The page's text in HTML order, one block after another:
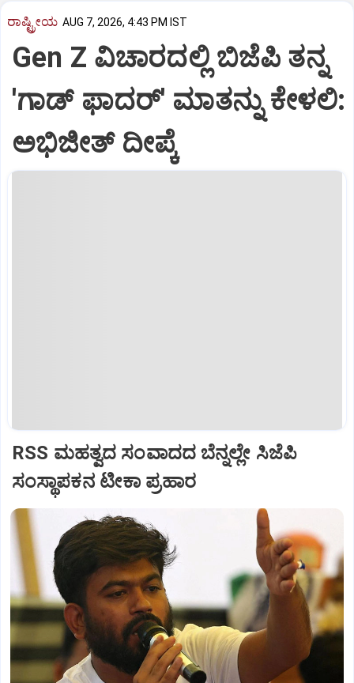
ರಾಷ್ಟ್ರೀಯ AUG 7, 2026, 4:43 PM IST
Gen Z ವಿಚಾರದಲ್ಲಿ ಬಿಜೆಪಿ ತನ್ನ
'ಗಾಡ್ ಫಾದರ್' ಮಾತನ್ನು ಕೇಳಲಿ:
ಅಭಿಜೀತ್ ದೀಪ್ಕೆ
RSS ಮಹತ್ವದ ಸಂವಾದದ ಬೆನ್ನಲ್ಲೇ ಸಿಜೆಪಿ
ಸಂಸ್ಥಾಪಕನ ಟೀಕಾ ಪ್ರಹಾರ